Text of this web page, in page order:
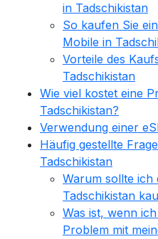
in Tadschikistan
So kaufen Sie
Mobile in
Vorteile des
Tadschikistan
Wie viel kostet eine
Tadschikistan?
Verwendung einer
Häufig gestellte
Tadschikistan
Warum sollte
Tadschikistan
Was ist, wenn
Problem mit